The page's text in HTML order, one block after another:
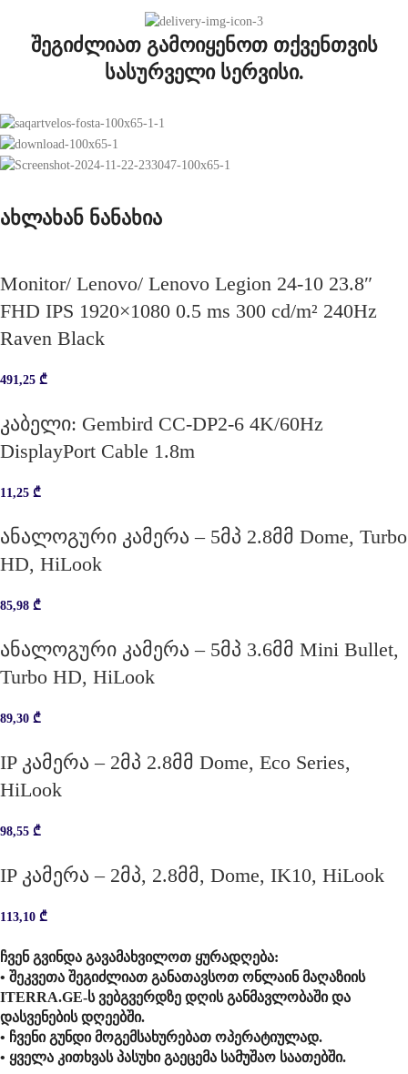
შეგიძლიათ გამოიყენოთ თქვენთვის
სასურველი სერვისი.
ახლახან ნანახია
Monitor/ Lenovo/ Lenovo Legion 24-10 23.8″
FHD IPS 1920×1080 0.5 ms 300 cd/m² 240Hz
Raven Black
491,25 ₾
კაბელი: Gembird CC-DP2-6 4K/60Hz
DisplayPort Cable 1.8m
11,25 ₾
ანალოგური კამერა – 5მპ 2.8მმ Dome, Turbo
HD, HiLook
85,98 ₾
ანალოგური კამერა – 5მპ 3.6მმ Mini Bullet,
Turbo HD, HiLook
89,30 ₾
IP კამერა – 2მპ 2.8მმ Dome, Eco Series,
HiLook
98,55 ₾
IP კამერა – 2მპ, 2.8მმ, Dome, IK10, HiLook
113,10 ₾
ჩვენ გვინდა გავამახვილოთ ყურადღება:
• შეკვეთა შეგიძლიათ განათავსოთ ონლაინ მაღაზიის
ITERRA.GE-ს ვებგვერდზე დღის განმავლობაში და
დასვენების დღეებში.
• ჩვენი გუნდი მოგემსახურებათ ოპერატიულად.
• ყველა კითხვას პასუხი გაეცემა სამუშაო საათებში.